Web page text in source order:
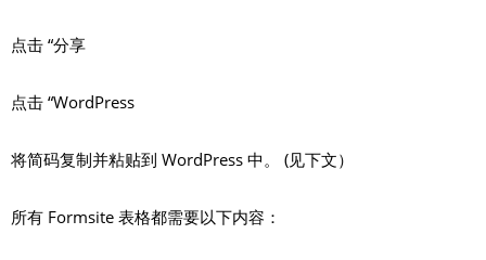
点击 “分享
点击 “WordPress
将简码复制并粘贴到 WordPress 中。 (见下文）
所有 Formsite 表格都需要以下内容：